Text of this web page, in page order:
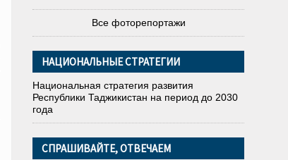
Все фоторепортажи
НАЦИОНАЛЬНЫЕ СТРАТЕГИИ
Национальная стратегия развития
Республики Таджикистан на период до 2030
года
СПРАШИВАЙТЕ, ОТВЕЧАЕМ